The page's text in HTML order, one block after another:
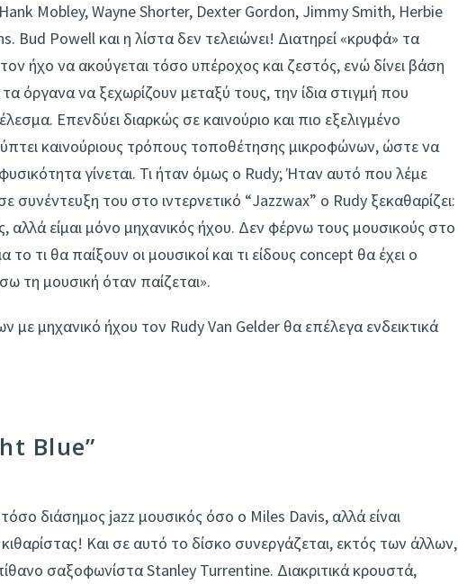
Mobley, Wayne Shorter, Dexter Gordon, Jimmy Smith, Herbie
Bud Powell και η λίστα δεν τελειώνει! Διατηρεί «κρυφά» τα
ήχο να ακούγεται τόσο υπέροχος και ζεστός, ενώ δίνει βάση
όργανα να ξεχωρίζουν μεταξύ τους, την ίδια στιγμή που
Επενδύει διαρκώς σε καινούριο και πιο εξελιγμένο
καινούριους τρόπους τοποθέτησης μικροφώνων, ώστε να
γίνεται. Τι ήταν όμως ο Rudy; Ήταν αυτό που λέμε
του στο ιντερνετικό “Jazzwax” ο Rudy ξεκαθαρίζει:
αλλά είμαι μόνο μηχανικός ήχου. Δεν φέρνω τους μουσικούς στο
τι θα παίξουν οι μουσικοί και τι είδους concept θα έχει ο
τη μουσική όταν παίζεται».
μηχανικό ήχου τον Rudy Van Gelder θα επέλεγα ενδεικτικά
Blue”
τόσο διάσημος jazz μουσικός όσο ο Miles Davis, αλλά είναι
Και σε αυτό το δίσκο συνεργάζεται, εκτός των άλλων,
σαξoφωνίστα Stanley Turrentine. Διακριτικά κρουστά,